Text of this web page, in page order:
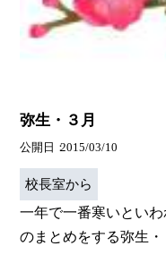
弥生・３月
公開日 2015/03/10
校長室から
一年で一番寒いとい
のまとめをする弥生